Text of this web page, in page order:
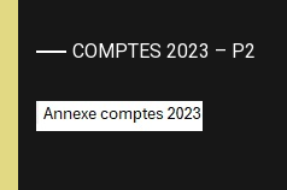
COMPTES 2023 – P2